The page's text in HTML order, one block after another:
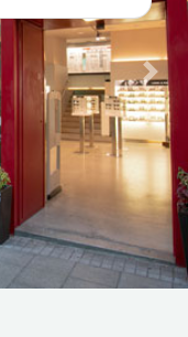
Next